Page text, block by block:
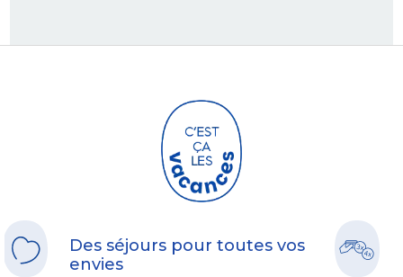
Des séjours pour toutes vos
envies